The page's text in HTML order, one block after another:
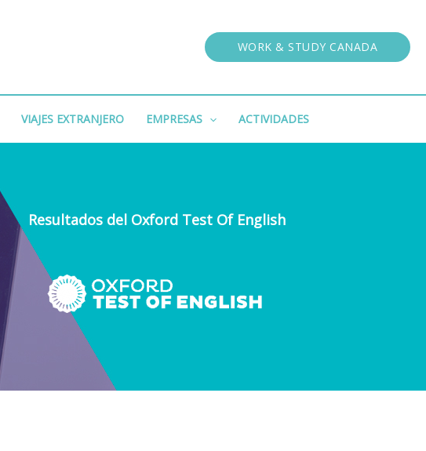
WORK & STUDY CANADA
VIAJES EXTRANJERO EMPRESAS ACTIVIDADES
Resultados del Oxford Test Of English